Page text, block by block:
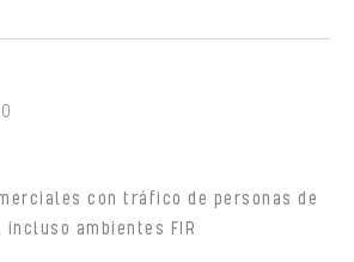
con tráfico de personas de
ambientes FIR